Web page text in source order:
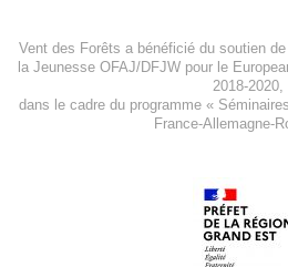
Vent des Forêts a bénéficié du soutien
la Jeunesse OFAJ/DFJWpour le
2018-2020
dans le cadre du programme «
France-Allemagne-